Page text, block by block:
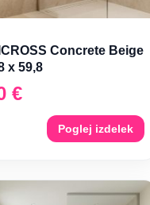
Concrete Beige
x 59,8
€
Poglej izdelek